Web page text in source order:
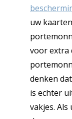
uw
voor extra
denken
is echter
vakjes.